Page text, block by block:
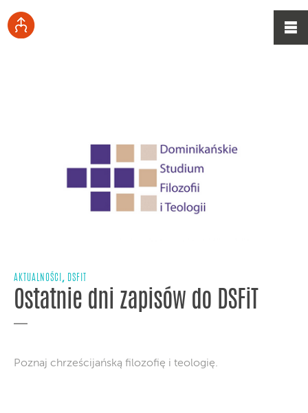
AKTUALNOŚCI , DSFIT
Ostatnie dni zapisów do DSFiT
Poznaj chrześcijańską filozofię i teologię.